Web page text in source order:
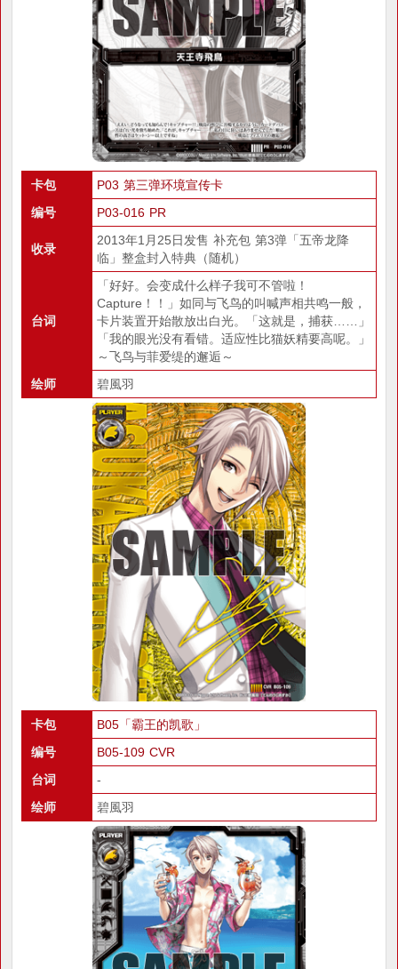
卡包
P03 第三弹环境宣传卡
编号
P03-016 PR
收录
2013年1月25日发售 补充包 第3弹「五帝龙降
临」整盒封入特典（随机）
台词
「好好。会变成什么样子我可不管啦！
Capture！！」如同与飞鸟的叫喊声相共鸣一般，
卡片装置开始散放出白光。「这就是，捕获……」
「我的眼光没有看错。适应性比猫妖精要高呢。」
～飞鸟与菲爱缇的邂逅～
绘师
碧風羽
卡包
B05「霸王的凯歌」
编号
B05-109 CVR
台词
-
绘师
碧風羽